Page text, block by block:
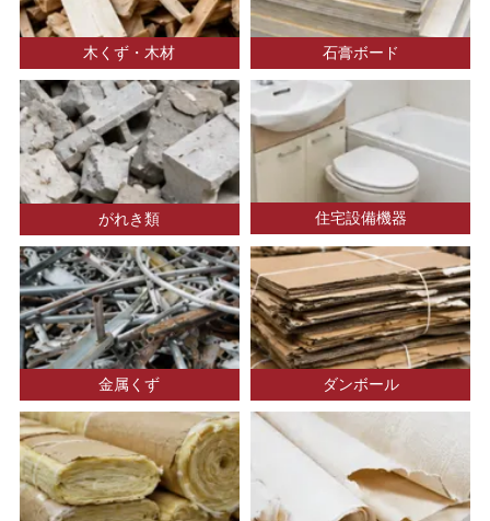
木くず・木材 石膏ボード
がれき類 住宅設備機器
金属くず ダンボール